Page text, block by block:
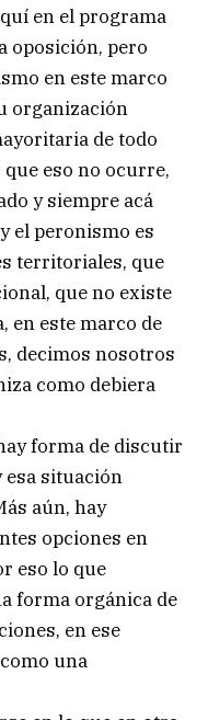
en el programa
oposición, pero
en este marco
organización
de todo
eso no ocurre,
y siempre acá
el peronismo es
territoriales, que
que no existe
en este marco de
decimos nosotros
como debiera
forma de discutir
esa situación
aún, hay
opciones en
eso lo que
forma orgánica de
en ese
una